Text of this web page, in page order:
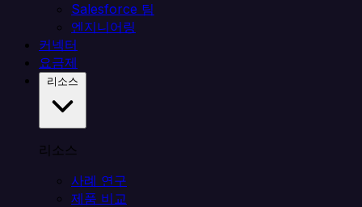
Salesforce 팀
엔지니어링
커넥터
요금제
리소스
사례 연구
제품 비교